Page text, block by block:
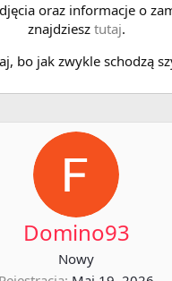
oraz informacje o
znajdziesz tutaj.
bo jak zwykle schodzą
Domino93
Nowy